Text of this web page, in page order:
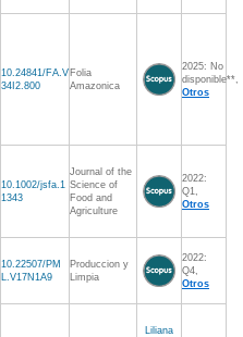
10.24841/FA.V
34I2.800
Folia
Amazonica
2025: No
disponible**,
Otros
10.1002/jsfa.1
1343
Journal of the
Science of
Food and
Agriculture
2022:
Q1,
Otros
10.22507/PM
L.V17N1A9
Produccion y
Limpia
2022:
Q4,
Otros
Liliana